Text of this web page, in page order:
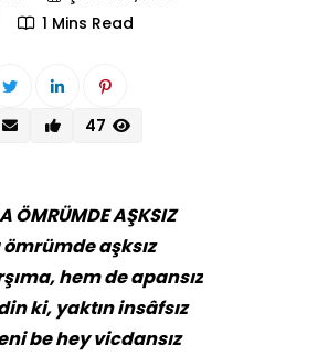
1 Mins Read
47
ÖMRÜMDE AŞKSIZ
aşksız
hem de apansız
ki, yaktın insâfsız
be hey vicdansız